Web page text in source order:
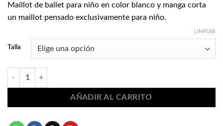
precios:
desde
hasta
43,00€
Maillot de ballet para niño en color blanco y manga corta
un maillot pensado exclusivamente para niño.
Talla
LIMPIAR
Maillot ballet niño blanco 31111 cantidad
AÑADIR AL CARRITO